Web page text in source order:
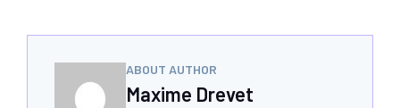
ABOUT AUTHOR
Maxime Drevet